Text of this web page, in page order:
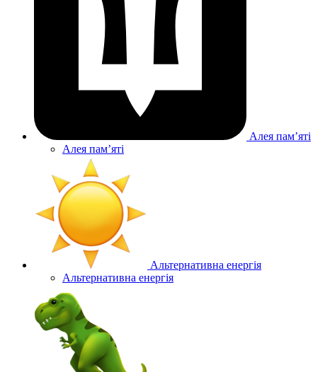
Алея памʼяті
Алея памʼяті
Альтернативна енергія
Альтернативна енергія